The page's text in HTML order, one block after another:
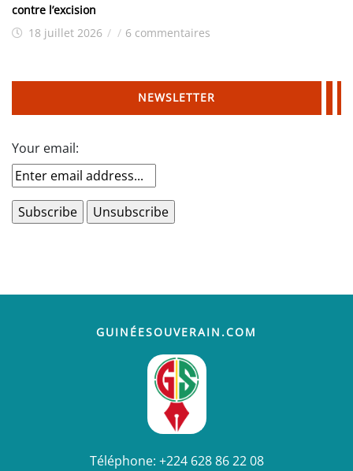
contre l’excision
18 juillet 2026 / / 6 commentaires
NEWSLETTER
Your email:
GUINÉESOUVERAIN.COM
Téléphone: +224 628 86 22 08